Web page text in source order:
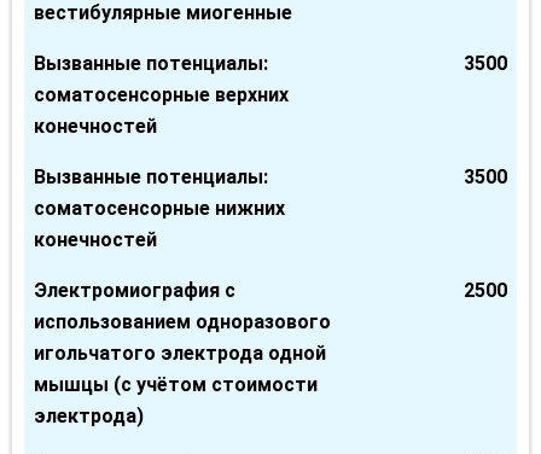
вестибулярные миогенные
Вызванные потенциалы:
соматосенсорные верхних
конечностей
3500
Вызванные потенциалы:
соматосенсорные нижних
конечностей
3500
Электромиография с
использованием одноразового
игольчатого электрода одной
мышцы (с учётом стоимости
электрода)
2500